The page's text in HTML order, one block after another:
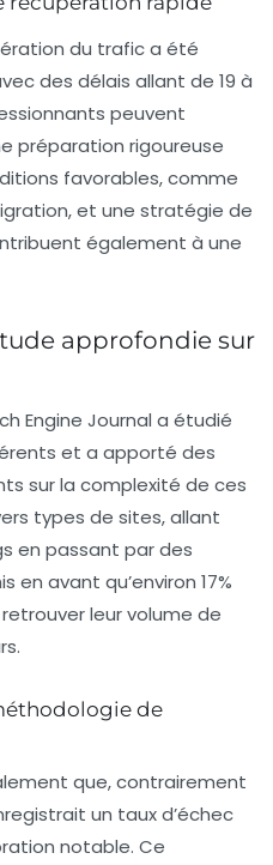
du trafic a été
des délais allant de 19 à
peuvent
préparation rigoureuse
favorables, comme
et une stratégie de
également à une
approfondie sur
Engine Journal a étudié
et a apporté des
sur la complexité de ces
types de sites, allant
en passant par des
en avant qu’environ 17%
leur volume de
de
que, contrairement
un taux d’échec
notable. Ce